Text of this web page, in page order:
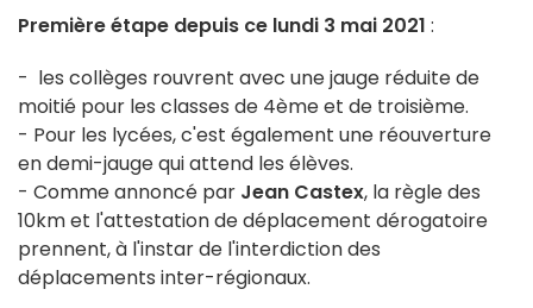
Première étape depuis ce lundi 3 mai 2021 :
- les collèges rouvrent avec une jauge réduite de
moitié pour les classes de 4ème et de troisième.
- Pour les lycées, c'est également une réouverture
en demi-jauge qui attend les élèves.
- Comme annoncé par Jean Castex, la règle des
10km et l'attestation de déplacement dérogatoire
prennent, à l'instar de l'interdiction des
déplacements inter-régionaux.